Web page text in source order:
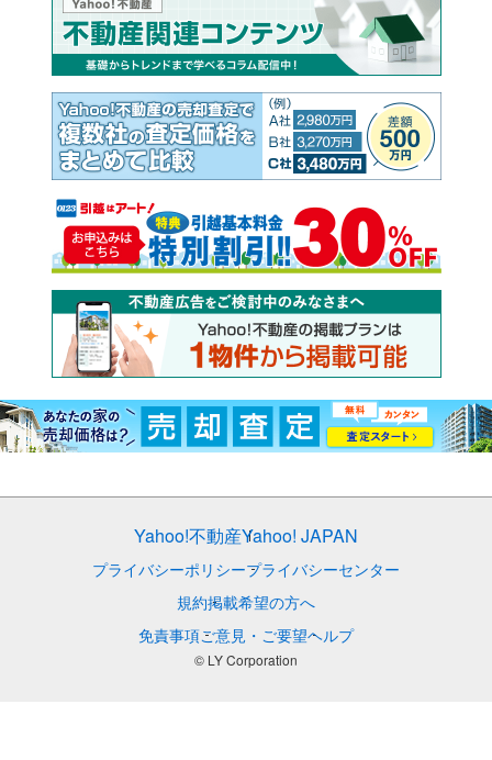
Yahoo!不動産Yahoo! JAPAN
プライバシーポリシープライバシーセンター
規約掲載希望の方へ
免責事項ご意見・ご要望ヘルプ
© LY Corporation